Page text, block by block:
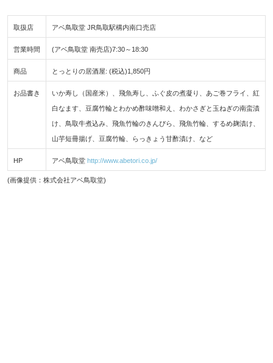
取扱店 アベ鳥取堂 JR鳥取駅構内南口売店
営業時間 (アベ鳥取堂 南売店)7:30～18:30
商品 とっとりの居酒屋: (税込)1,850円
お品書き いか寿し（国産米）、飛魚寿し、ふぐ皮の煮凝り、あご巻フライ、紅
白なます、豆腐竹輪とわかめ酢味噌和え、わかさぎと玉ねぎの南蛮漬
け、鳥取牛煮込み、飛魚竹輪のきんぴら、飛魚竹輪、するめ麹漬け、
山芋短冊揚げ、豆腐竹輪、らっきょう甘酢漬け、など
HP アベ鳥取堂 http://www.abetori.co.jp/
(画像提供：株式会社アベ鳥取堂)